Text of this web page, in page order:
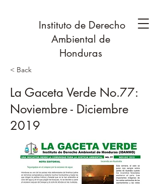
Instituto de Derecho
Ambiental de
Honduras
< Back
La Gaceta Verde No.77:
Noviembre - Diciembre
2019